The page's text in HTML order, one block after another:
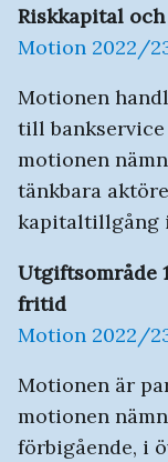
Riskkapital
Motion 2022/
Motionen
till
motionen
tänkbara
kapitaltillgång
Utgiftsområde
fritid
Motion 2022/
Motionen är
motionen
förbigående, i